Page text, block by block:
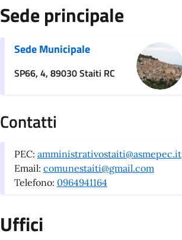
Sede principale
Sede Municipale
SP66, 4, 89030 Staiti RC
Contatti
PEC: amministrativostaiti@asmepec.it
Email: comunestaiti@gmail.com
Telefono: 0964941164
Uffici